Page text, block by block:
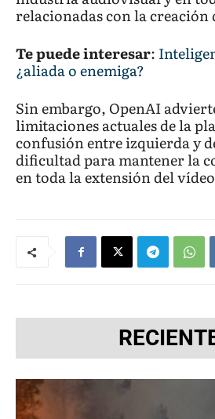
relacionadas con la creación
Te puede interesar:
¿aliada o enemiga?
Sin embargo, OpenAI
limitaciones actuales de la
confusión entre izquierda y
dificultad para mantener la
en toda la extensión del